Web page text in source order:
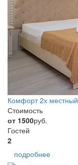
Комфорт 2х местный
Стоимость
от 1500руб.
Гостей
2
подробнее